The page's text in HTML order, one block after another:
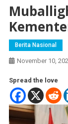
Berita Nasional
November 10,
Spread the love